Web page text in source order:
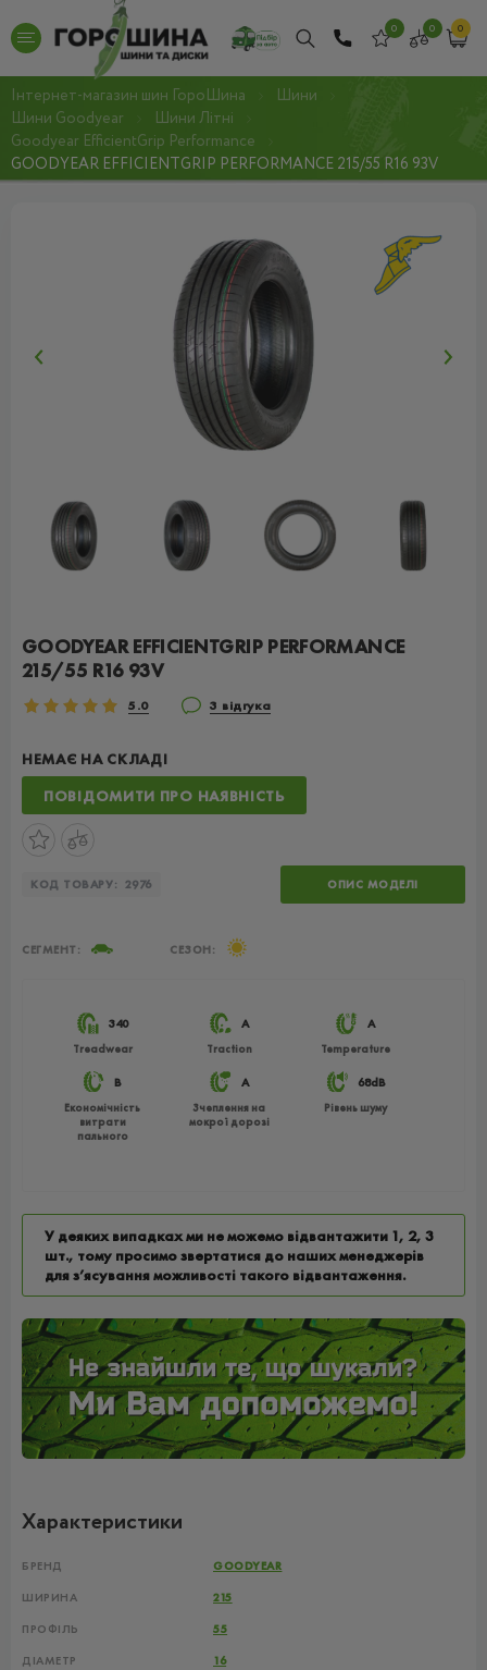
0 0 0
Інтернет-магазин шин ГороШина
Шини
Шини Goodyear
Шини Літні
Goodyear EfficientGrip Performance
GOODYEAR EFFICIENTGRIP PERFORMANCE 215/55 R16 93V
GOODYEAR EFFICIENTGRIP PERFORMANCE
215/55 R16 93V
5.0 3 відгука
НЕМАЄ НА СКЛАДІ
ПОВІДОМИТИ ПРО НАЯВНІСТЬ
КОД ТОВАРУ: 2976 ОПИС МОДЕЛІ
340
Treadwear
A
Traction
A
Temperature
B
Економічність
витрати
пального
A
Зчеплення на
мокрої дорозі
68dB
Рівень шуму
СЕГМЕНТ: СЕЗОН:
У деяких випадках ми не можемо відвантажити 1, 2, 3
шт., тому просимо звертатися до наших менеджерів
для з’ясування можливості такого відвантаження.
Характеристики
БРЕНД GOODYEAR
ШИРИНА 215
ПРОФІЛЬ 55
ДІАМЕТР 16